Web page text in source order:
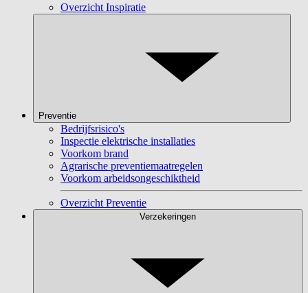
Overzicht Inspiratie
Preventie
Bedrijfsrisico's
Inspectie elektrische installaties
Voorkom brand
Agrarische preventiemaatregelen
Voorkom arbeidsongeschiktheid
Overzicht Preventie
Verzekeringen